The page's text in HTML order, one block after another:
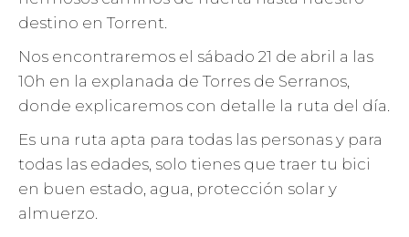
destino en Torrent.
Nos encontraremos el sábado 21 de abril a las
10h en la explanada de Torres de Serranos,
donde explicaremos con detalle la ruta del día.
Es una ruta apta para todas las personas y para
todas las edades, solo tienes que traer tu bici
en buen estado, agua, protección solar y
almuerzo.